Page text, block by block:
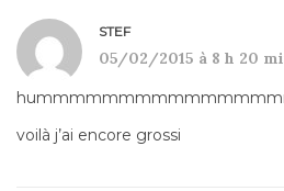
STEF
05/02/2015 à 8 h 20
voilà j’ai encore grossi